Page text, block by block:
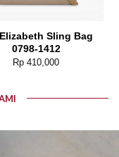
Sling Bag
0798-1412
Rp 410,000